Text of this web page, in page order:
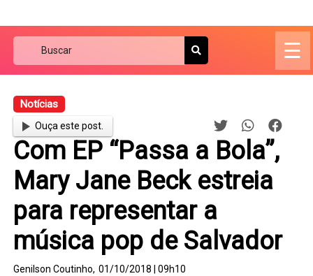
☰
Notícias
Ouça este post.
Com EP “Passa a Bola”,
Mary Jane Beck estreia
para representar a
música pop de Salvador
Genilson Coutinho, 01/10/2018 | 09h10